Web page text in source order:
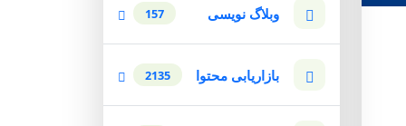
وبلاگ نویسی 157
بازاریابی محتوا 2135